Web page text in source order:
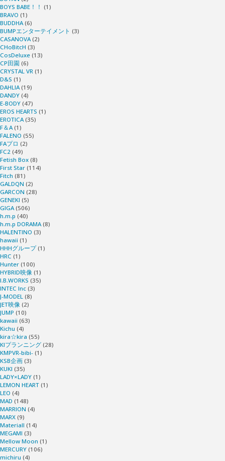
BOYS BABE！！ (1)
BRAVO (1)
BUDDHA(6)
BUMPエンターテイメント (3)
CASANOVA(2)
CHoBitcH (3)
CosDeluxe (13)
CP田園 (6)
CRYSTAL VR (1)
D&S (1)
DAHLIA(19)
DANDY (4)
E-BODY (47)
EROS HEARTS (1)
EROTICA(35)
F＆A(1)
FALENO (55)
FAプロ (2)
FC2 (49)
Fetish Box (8)
First Star (114)
Fitch (81)
GALDQN (2)
GARCON (28)
GENEKI (5)
GIGA(506)
h.m.p (40)
h.m.p DORAMA(8)
HALENTINO (3)
hawaii (1)
HHHグループ(1)
HRC (1)
Hunter (100)
HYBRID映像 (1)
I.B.WORKS (35)
INTEC Inc (3)
J-MODEL (8)
JET映像 (2)
JUMP (10)
kawaii (63)
Kichu (4)
kira☆kira (55)
KIプランニング (28)
KMPVR-bibi- (1)
KSB企画 (3)
KUKI (35)
LADY×LADY (1)
LEMON HEART (1)
LEO (4)
MAD (148)
MARRION (4)
MARX (9)
Materiall (14)
MEGAMI (3)
Mellow Moon (1)
MERCURY (106)
michiru (4)